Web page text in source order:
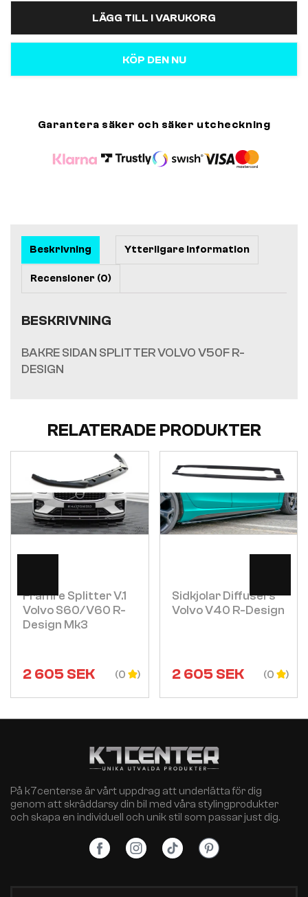
LÄGG TILL I VARUKORG
KÖP DEN NU
Garantera säker och säker utcheckning
Beskrivning Ytterligare information
Recensioner (0)
BESKRIVNING
BAKRE SIDAN SPLITTER VOLVO V50F R-
DESIGN
RELATERADE PRODUKTER
Främre Splitter V.1
Volvo S60/v60 R-
Design Mk3
2 605SEK (0
Sidkjolar Diffusers
Volvo V40 R-Design
2 605SEK (0
På k7center.se är vårt uppdrag att underlätta för dig
genom att skräddarsy din bil med våra stylingprodukter
och skapa en individuell och unik stil som passar just dig.